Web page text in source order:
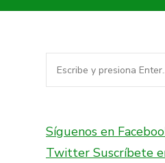
¿Buscas
algo?
Síguenos en
Twitter Suscríbete